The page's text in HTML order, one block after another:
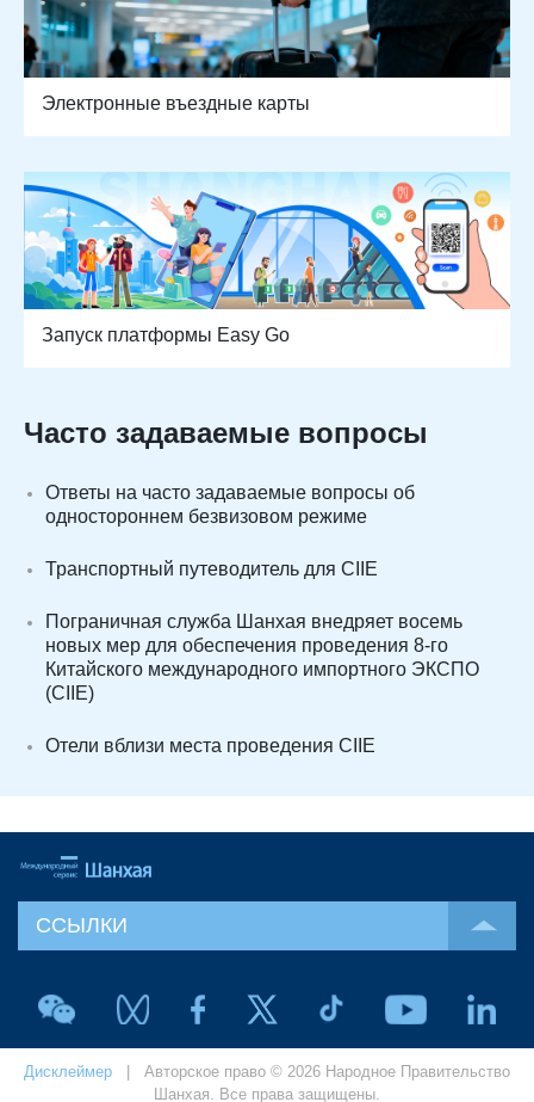
Электронные въездные карты
Запуск платформы Easy Go
Часто задаваемые вопросы
Ответы на часто задаваемые вопросы об
одностороннем безвизовом режиме
Транспортный путеводитель для CIIE
Пограничная служба Шанхая внедряет восемь
новых мер для обеспечения проведения 8-го
Китайского международного импортного ЭКСПО
(CIIE)
Отели вблизи места проведения CIIE
ССЫЛКИ
Дисклеймер | Авторское право © 2026 Народное Правительство
Шанхая. Все права защищены.